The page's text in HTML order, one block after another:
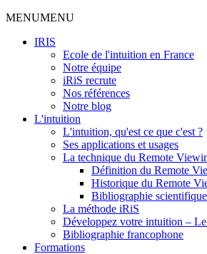
MENUMENU
IRIS
Ecole de l'intuition en France
Notre équipe
iRiS recrute
Nos références
Notre blog
L'intuition
L'intuition, qu'est ce que c'est ?
Ses applications et usages
La technique du Remote
Définition du Remote
Historique du Remote
Bibliographie
La méthode iRiS
Développez votre intuition –
Bibliographie francophone
Formations